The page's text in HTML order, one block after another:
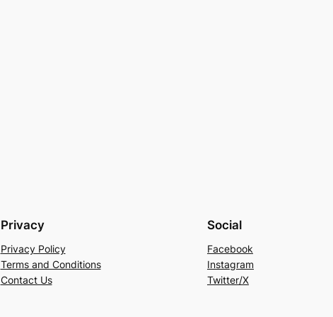
Privacy
Privacy Policy
Terms and Conditions
Contact Us
Social
Facebook
Instagram
Twitter/X